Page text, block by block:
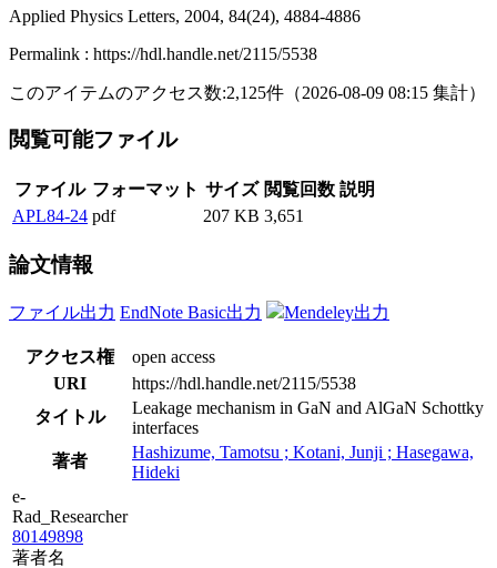
Applied Physics Letters, 2004, 84(24), 4884-4886
Permalink : https://hdl.handle.net/2115/5538
このアイテムのアクセス数:2,125件 （2026-08-09 08:15 集計）
閲覧可能ファイル
ファイル フォーマット サイズ 閲覧回数 説明
APL84-24 pdf 207 KB 3,651
論文情報
ファイル出力 EndNote Basic出力 Mendeley出力
アクセス権
open access
URI
https://hdl.handle.net/2115/5538
タイトル
Leakage mechanism in GaN and AlGaN Schottky
interfaces
著者
Hashizume, Tamotsu ; Kotani, Junji ; Hasegawa,
Hideki
e-
Rad_Researcher
80149898
著者名